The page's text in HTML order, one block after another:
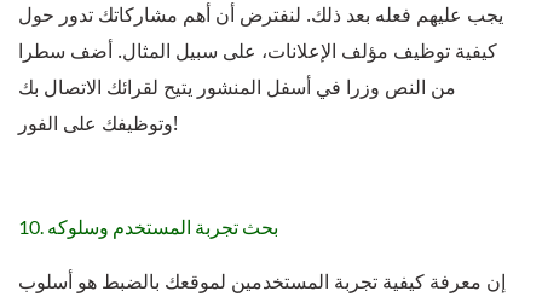
يجب عليهم فعله بعد ذلك. لنفترض أن أهم مشاركاتك تدور حول
كيفية توظيف مؤلف الإعلانات، على سبيل المثال. أضف سطرا
من النص وزرا في أسفل المنشور يتيح لقرائك الاتصال بك
وتوظيفك على الفور!
10. بحث تجربة المستخدم وسلوكه
إن معرفة كيفية تجربة المستخدمين لموقعك بالضبط هو أسلوب